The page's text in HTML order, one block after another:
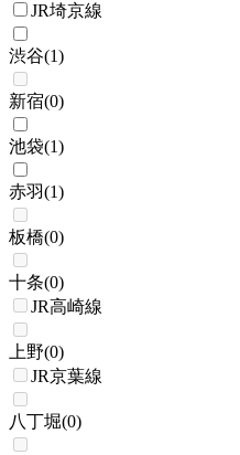
JR埼京線
渋谷(1)
新宿(0)
池袋(1)
赤羽(1)
板橋(0)
十条(0)
JR高崎線
上野(0)
JR京葉線
八丁堀(0)